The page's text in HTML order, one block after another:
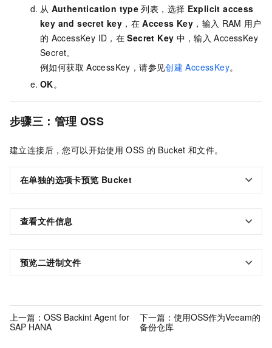
从 Authentication type 列表，选择 Explicit access
key and secret key ，在 Access Key ，输入 RAM 用户
的 AccessKey ID，在 Secret Key 中，输入 AccessKey
Secret。
例如何获取 AccessKey，请参见创建 AccessKey。
OK。
步骤三：管理 OSS
建立连接后，您可以开始使用 OSS 的 Bucket 和文件。
在单独的选项卡预览 Bucket
查看文件信息
预览二进制文件
上一篇： OSS Backint Agent for
SAP HANA
下一篇： 使用OSS作为Veeam的
备份仓库